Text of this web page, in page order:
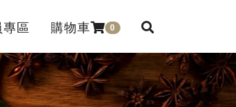
區 購物車 0